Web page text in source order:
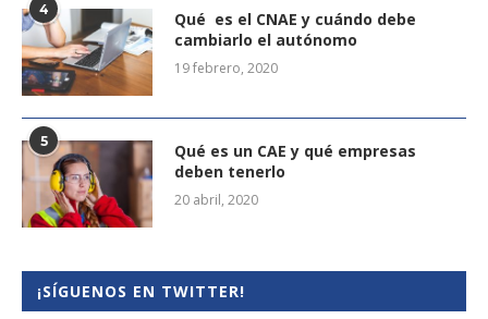
4
Qué es el CNAE y cuándo debe
cambiarlo el autónomo
19 febrero, 2020
5
Qué es un CAE y qué empresas
deben tenerlo
20 abril, 2020
¡SÍGUENOS EN TWITTER!